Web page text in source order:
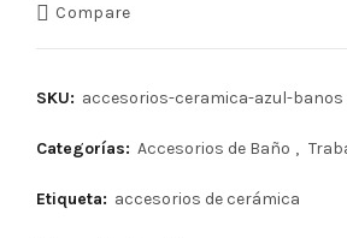
Compare
SKU: accesorios-ceramica-azul-banos
Categorías: Accesorios de Baño ,
Etiqueta: accesorios de cerámica